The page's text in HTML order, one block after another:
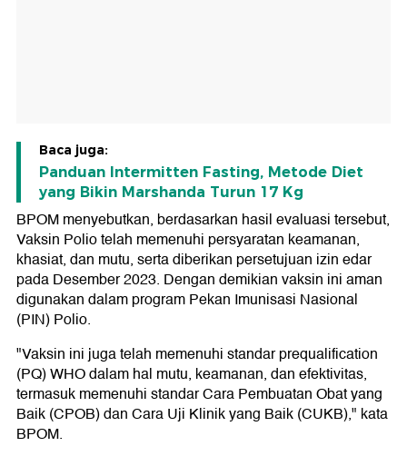
Baca juga:
Panduan Intermitten Fasting, Metode Diet
yang Bikin Marshanda Turun 17 Kg
BPOM menyebutkan, berdasarkan hasil evaluasi tersebut,
Vaksin Polio telah memenuhi persyaratan keamanan,
khasiat, dan mutu, serta diberikan persetujuan izin edar
pada Desember 2023. Dengan demikian vaksin ini aman
digunakan dalam program Pekan Imunisasi Nasional
(PIN) Polio.
"Vaksin ini juga telah memenuhi standar prequalification
(PQ) WHO dalam hal mutu, keamanan, dan efektivitas,
termasuk memenuhi standar Cara Pembuatan Obat yang
Baik (CPOB) dan Cara Uji Klinik yang Baik (CUKB)," kata
BPOM.